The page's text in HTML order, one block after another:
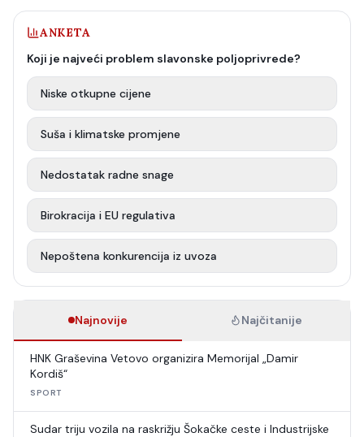
ANKETA
Koji je najveći problem slavonske poljoprivrede?
Niske otkupne cijene
Suša i klimatske promjene
Nedostatak radne snage
Birokracija i EU regulativa
Nepoštena konkurencija iz uvoza
Najnovije Najčitanije
HNK Graševina Vetovo organizira Memorijal „Damir
Kordiš“
SPORT
Sudar triju vozila na raskrižju Šokačke ceste i Industrijske